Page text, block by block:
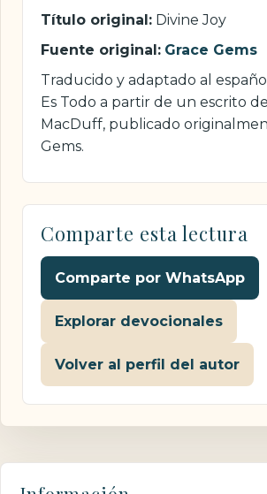
Título original: Divine Joy
Fuente original: Grace Gems
Traducido y adaptado al
Es Todo a partir de un escrito
MacDuff, publicado
Gems.
Comparte esta lectura
Comparte por WhatsApp
Explorar devocionales
Volver al perfil del autor